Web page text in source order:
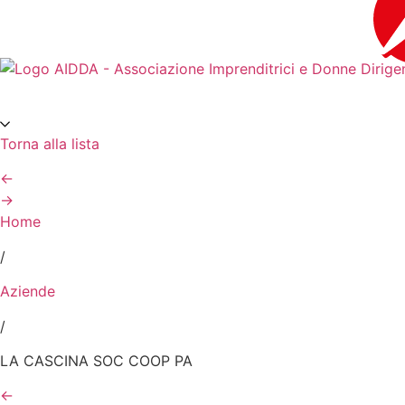
Torna alla lista
←
→
Home
/
Aziende
/
LA CASCINA SOC COOP PA
←